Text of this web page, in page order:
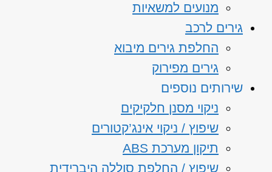
מנועים למשאיות
גירים לרכב
החלפת גירים מיבוא
גירים מפירוק
שירותים נוספים
ניקוי מסנן חלקיקים
שיפוץ / ניקוי אינג’קטורים
תיקון מערכת ABS
שיפוץ / החלפת סוללה היברידית